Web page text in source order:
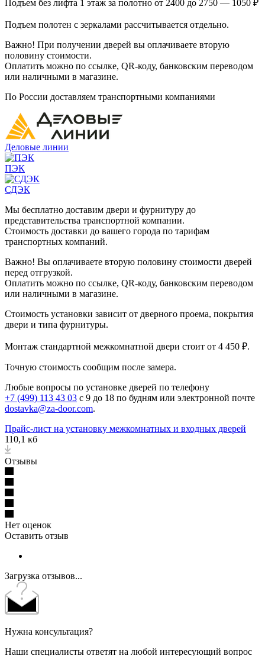
Подъем без лифта 1 этаж за полотно от 2400 до 2750 — 1050 ₽
Подъем полотен с зеркалами рассчитывается отдельно.
Важно! При получении дверей вы оплачиваете вторую
половину стоимости.
Оплатить можно по ссылке, QR-коду, банковским переводом
или наличными в магазине.
По России доставляем транспортными компаниями
Деловые линии
ПЭК
СДЭК
Мы бесплатно доставим двери и фурнитуру до
представительства транспортной компании.
Стоимость доставки до вашего города по тарифам
транспортных компаний.
Важно! Вы оплачиваете вторую половину стоимости дверей
перед отгрузкой.
Оплатить можно по ссылке, QR-коду, банковским переводом
или наличными в магазине.
Стоимость установки зависит от дверного проема, покрытия
двери и типа фурнитуры.
Монтаж стандартной межкомнатной двери стоит от 4 450 ₽.
Точную стоимость сообщим после замера.
Любые вопросы по установке дверей по телефону
+7 (499) 113 43 03 с 9 до 18 по будням или электронной почте
dostavka@za-door.com.
Прайс-лист на установку межкомнатных и входных дверей
110,1 кб
Отзывы
Нет оценок
Оставить отзыв
Загрузка отзывов...
Нужна консультация?
Наши специалисты ответят на любой интересующий вопрос